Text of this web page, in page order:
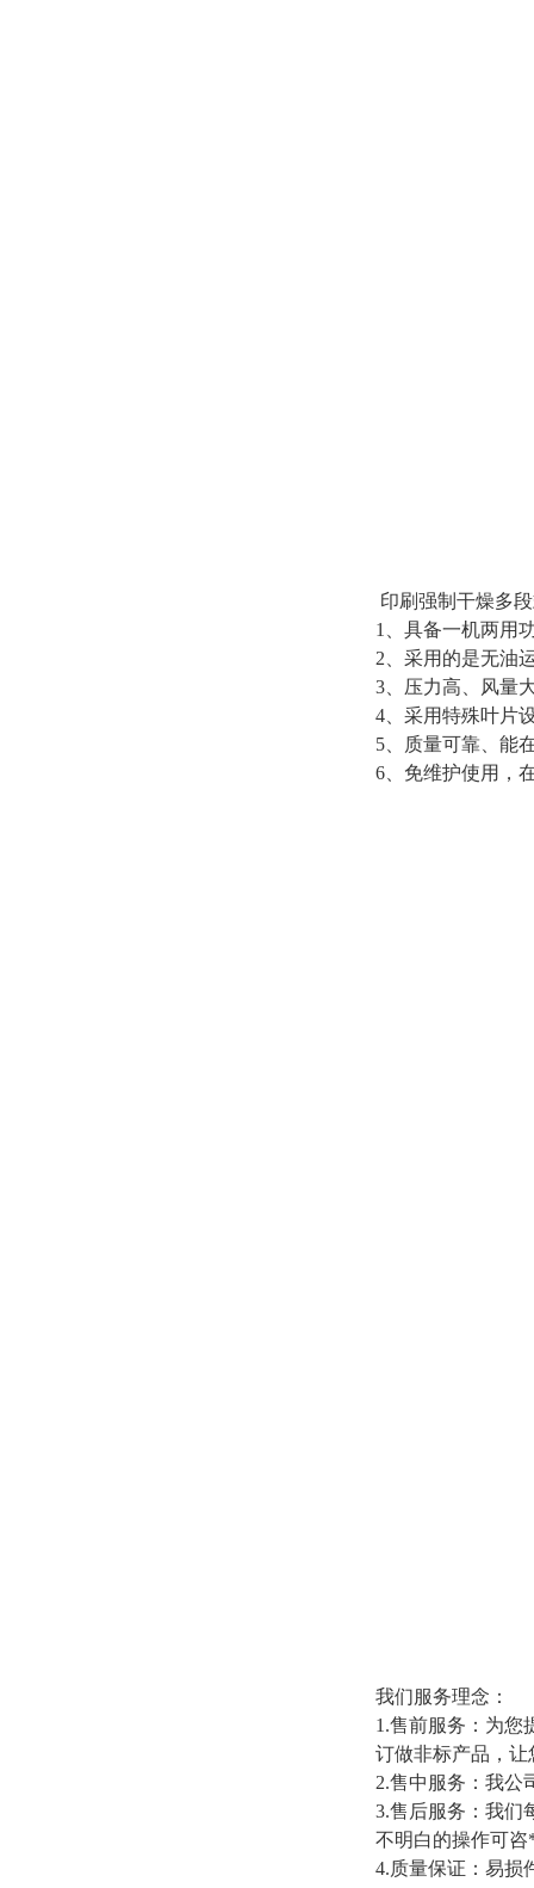
印刷强制干燥多
1、具备一机两用
2、采用的是无油
3、压力高、风量
4、采用特殊叶片
5、质量可靠、能
6、免维护使用，
我们服务理念：
1.售前服务：为您
订做非标产品，
2.售中服务：我公
3.售后服务：我们
不明白的操作可
4.质量保证：易损